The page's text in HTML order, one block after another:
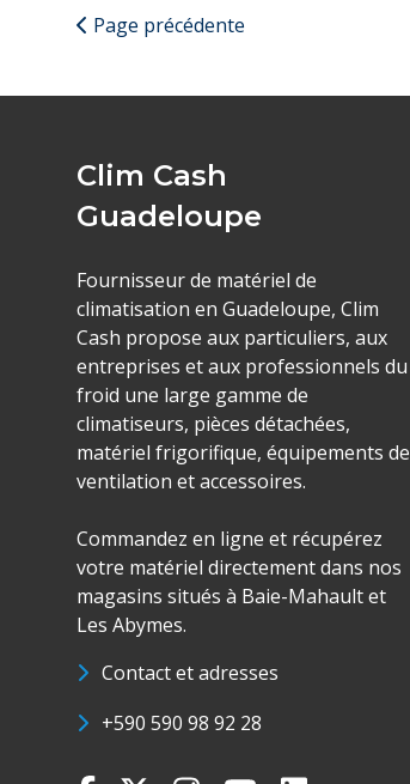
Page précédente
Clim Cash
Guadeloupe
Fournisseur de matériel de
climatisation en Guadeloupe, Clim
Cash propose aux particuliers, aux
entreprises et aux professionnels du
froid une large gamme de
climatiseurs, pièces détachées,
matériel frigorifique, équipements de
ventilation et accessoires.
Commandez en ligne et récupérez
votre matériel directement dans nos
magasins situés à Baie-Mahault et
Les Abymes.
Contact et adresses
+590 590 98 92 28